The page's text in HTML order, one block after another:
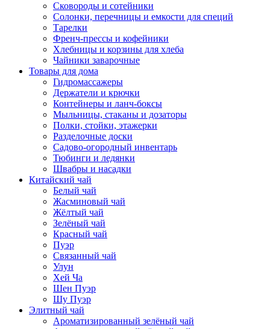
Сковороды и сотейники
Солонки, перечницы и емкости для специй
Тарелки
Френч-прессы и кофейники
Хлебницы и корзины для хлеба
Чайники заварочные
Товары для дома
Гидромассажеры
Держатели и крючки
Контейнеры и ланч-боксы
Мыльницы, стаканы и дозаторы
Полки, стойки, этажерки
Разделочные доски
Садово-огородный инвентарь
Тюбинги и ледянки
Швабры и насадки
Китайский чай
Белый чай
Жасминовый чай
Жёлтый чай
Зелёный чай
Красный чай
Пуэр
Связанный чай
Улун
Хей Ча
Шен Пуэр
Шу Пуэр
Элитный чай
Ароматизированный зелёный чай